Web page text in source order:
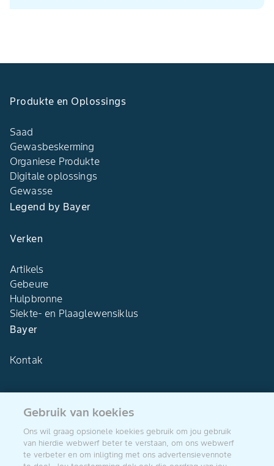
Produkte en Oplossings
Saad
Gewasbeskerming
Organiese Produkte
Digitale oplossings
Gewasse
Legend by Bayer
Verken
Artikels
Gebeure
Hulpbronne
Siekte- en Plaaglewensiklus
Bayer
Kontak
Suid-Afrika
Gebruik van koekies
Ons wil graag opsionele koekies gebruik om jou gebruik
van hierdie webwerf beter te verstaan, om ons webwerf
te verbeter en om inligting met ons advertensievennote